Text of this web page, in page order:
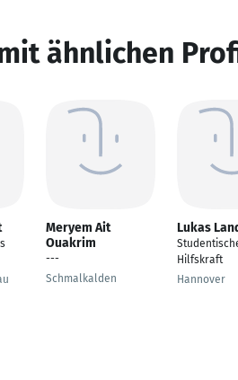
ähnlichen
Meryem Ait
Ouakrim
---
Schmalkalden
Lukas
Hilfskraft
Hannover